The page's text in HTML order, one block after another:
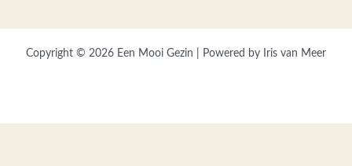
Copyright © 2026 Een Mooi Gezin | Powered by Iris van Meer